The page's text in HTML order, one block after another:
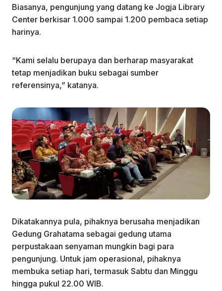
Biasanya, pengunjung yang datang ke Jogja Library
Center berkisar 1.000 sampai 1.200 pembaca setiap
harinya.
“Kami selalu berupaya dan berharap masyarakat
tetap menjadikan buku sebagai sumber
referensinya,” katanya.
Dikatakannya pula, pihaknya berusaha menjadikan
Gedung Grahatama sebagai gedung utama
perpustakaan senyaman mungkin bagi para
pengunjung. Untuk jam operasional, pihaknya
membuka setiap hari, termasuk Sabtu dan Minggu
hingga pukul 22.00 WIB.